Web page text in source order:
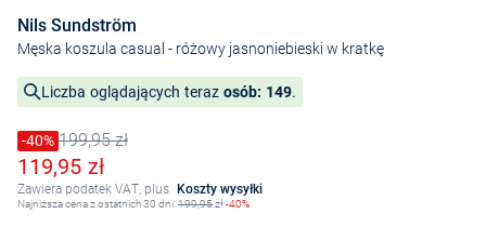
Nils Sundström
Męska koszula casual - różowy jasnoniebieski w kratkę
Liczba oglądających teraz osób: 149.
Cena obniżona o
-40%
Stara cena199,95 zł
Obniżona cena
119,95 zł
Zawiera podatek VAT, plus Koszty wysyłki
Najniższa cena z ostatnich 30 dni:199,95zł-40%